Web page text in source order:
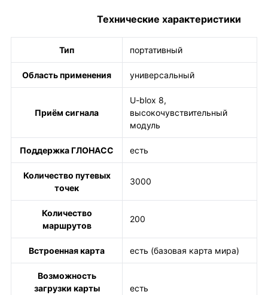
Технические характеристики
Тип портативный
Область применения универсальный
Приём сигнала
U-blox 8,
высокочувствительный
модуль
Поддержка ГЛОНАСС есть
Количество путевых
точек
3000
Количество
маршрутов
200
Встроенная карта есть (базовая карта мира)
Возможность
загрузки карты
есть